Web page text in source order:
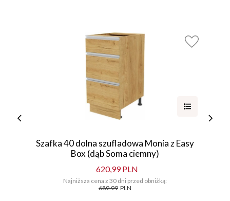
Szafka 40 dolna szufladowa Monia z Easy
Box (dąb Soma ciemny)
620,99 PLN
Najniższa cena z 30 dni przed obniżką:
689.99 PLN